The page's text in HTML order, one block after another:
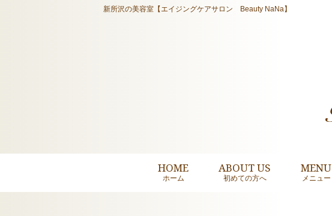
新所沢の美容室【エイジングケアサロン Beauty NaNa】
HOME
ホーム
ABOUT US
初めての方へ
MENU
メニュー